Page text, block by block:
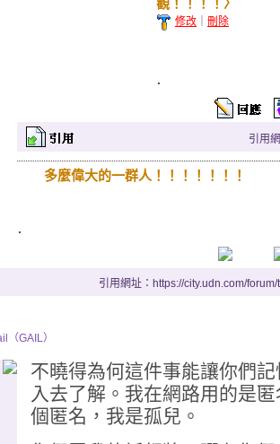
觀！！！！〉
修改 刪除
.
引用
多麼偉大的一群人！！！！！！！
.
引用網址：https://city.udn.com/
（GAIL）
不曉得為何這件事能讓你們
入去了解。我在網路用的是
個匿名，我是孤兒。